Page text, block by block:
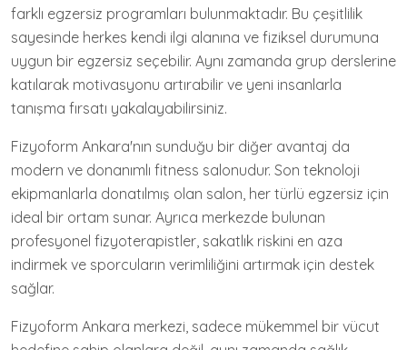
farklı egzersiz programları bulunmaktadır. Bu çeşitlilik
sayesinde herkes kendi ilgi alanına ve fiziksel durumuna
uygun bir egzersiz seçebilir. Aynı zamanda grup derslerine
katılarak motivasyonu artırabilir ve yeni insanlarla
tanışma fırsatı yakalayabilirsiniz.
Fizyoform Ankara'nın sunduğu bir diğer avantaj da
modern ve donanımlı fitness salonudur. Son teknoloji
ekipmanlarla donatılmış olan salon, her türlü egzersiz için
ideal bir ortam sunar. Ayrıca merkezde bulunan
profesyonel fizyoterapistler, sakatlık riskini en aza
indirmek ve sporcuların verimliliğini artırmak için destek
sağlar.
Fizyoform Ankara merkezi, sadece mükemmel bir vücut